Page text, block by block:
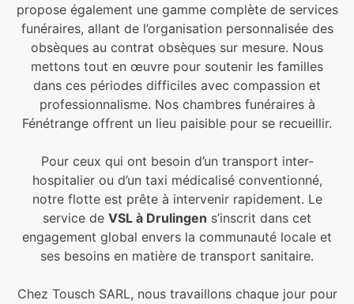
propose également une gamme complète de services
funéraires, allant de l’organisation personnalisée des
obsèques au contrat obsèques sur mesure. Nous
mettons tout en œuvre pour soutenir les familles
dans ces périodes difficiles avec compassion et
professionnalisme. Nos chambres funéraires à
Fénétrange offrent un lieu paisible pour se recueillir.
Pour ceux qui ont besoin d’un transport inter-
hospitalier ou d’un taxi médicalisé conventionné,
notre flotte est prête à intervenir rapidement. Le
service de VSL à Drulingen s’inscrit dans cet
engagement global envers la communauté locale et
ses besoins en matière de transport sanitaire.
Chez Tousch SARL, nous travaillons chaque jour pour